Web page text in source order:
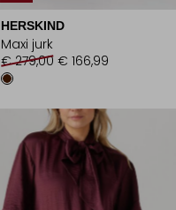
HERSKIND
Maxi jurk
€ 279,00 € 166,99